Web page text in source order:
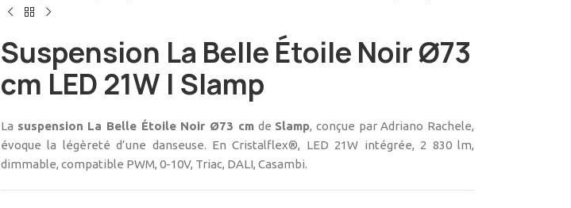
Suspension La Belle Étoile Noir Ø73
cm LED 21W | Slamp
La suspension La Belle Étoile Noir Ø73 cmde Slamp, conçue par Adriano Rachele,
évoque la légèreté d’une danseuse. En Cristalflex®, LED 21W intégrée, 2 830 lm,
dimmable, compatible PWM, 0-10V, Triac, DALI, Casambi.